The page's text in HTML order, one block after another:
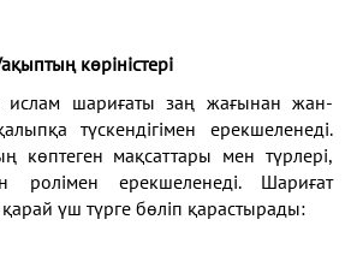
көріністері
ислам шариғаты заң жағынан жан-
түскендігімен ерекшеленеді.
көптеген мақсаттары мен түрлері,
ролімен ерекшеленеді. Шариғат
үш түрге бөліп қарастырады: